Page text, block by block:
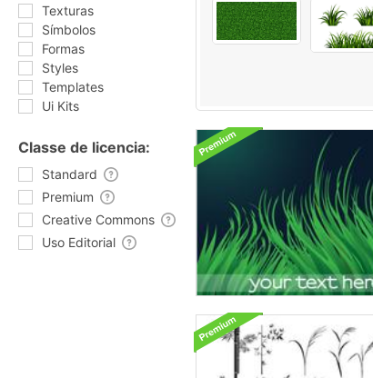
Texturas
Símbolos
Formas
Styles
Templates
Ui Kits
Classe de licencia:
Standard
Premium
Creative Commons
Uso Editorial